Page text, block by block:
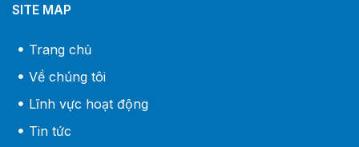
SITE MAP
Trang chủ
Về chúng tôi
Lĩnh vực hoạt động
Tin tức